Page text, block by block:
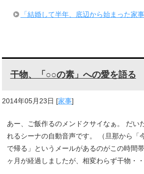
「結婚して半年、底辺から始まった家
干物、「○○の素」への愛を語る
2014年05月23日 [家事]
あー、ご飯作るのメンドクサイなぁ。 だい
れるシーナの自動音声です。 （旦那から「
で帰る」というメールがあるのがこの時間
ヶ月が経過しましたが、相変わらず干物・・